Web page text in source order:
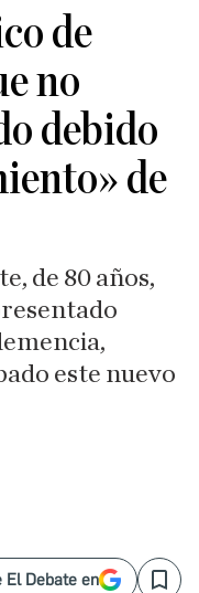
de
no
debido
de
de 80 años,
este nuevo
El Debate en Save